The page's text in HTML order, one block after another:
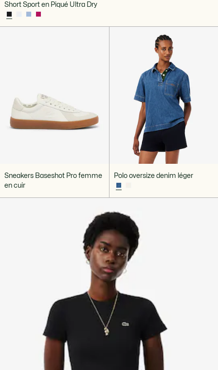
Short Sport en Piqué Ultra Dry
Sneakers Baseshot Pro femme
en cuir
Polo oversize denim léger